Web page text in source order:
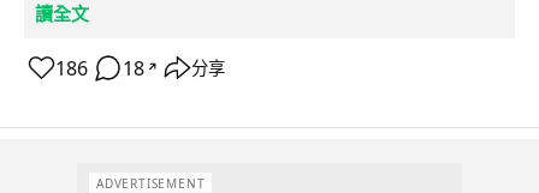
讀全文
186 18 ↗ 分享
ADVERTISEMENT